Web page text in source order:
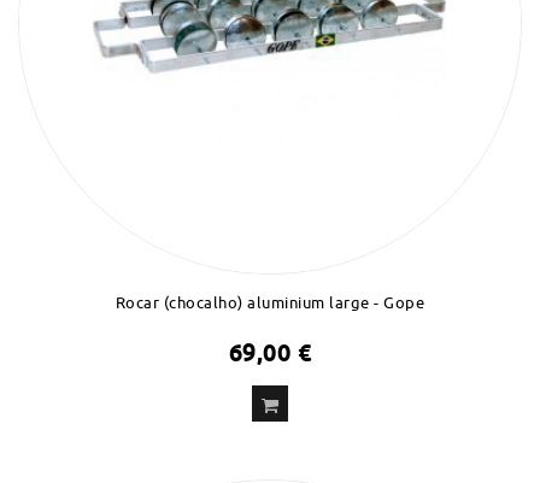
Rocar (chocalho) aluminium large - Gope
69,00 €